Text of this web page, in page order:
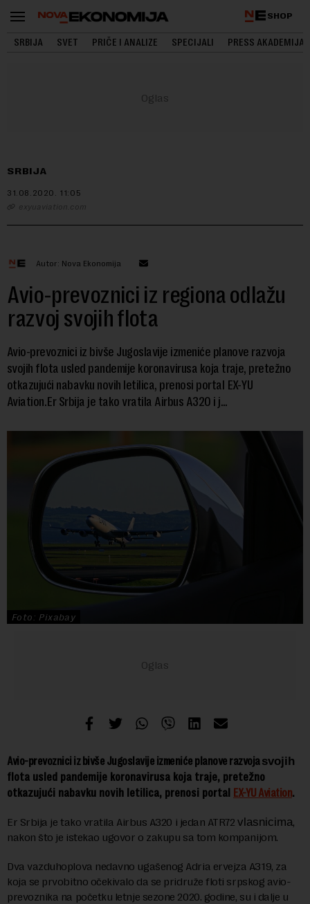
SHOP
SRBIJA SVET PRIČE I ANALIZE SPECIJALI PRESS AKADEMIJA
SRBIJA
31.08.2020. 11:05
exyuaviation.com
Autor: Nova Ekonomija
Avio-prevoznici iz regiona odlažu
razvoj svojih flota
Avio-prevoznici iz bivše Jugoslavije izmeniće planove razvoja
svojih flota usled pandemije koronavirusa koja traje, pretežno
otkazujući nabavku novih letilica, prenosi portal EX-YU
Aviation.Er Srbija je tako vratila Airbus A320 i j...
Foto: Pixabay
Avio-prevoznici iz bivše Jugoslavije izmeniće planove razvojasvojih
flota usled pandemije koronavirusa koja traje, pretežno
otkazujući nabavku novih letilica, prenosi portal EX-YU Aviation.
Er Srbija je tako vratila Airbus A320 i jedan ATR72vlasnicima,
nakon što je istekao ugovor o zakupu sa tom kompanijom.
Dva vazduhoplova nedavno ugašenog Adria ervejza A319, za
koja se prvobitno očekivalo da se pridruže floti srpskog avio-
prevoznika na početku letnje sezone 2020. godine, su i dalje u